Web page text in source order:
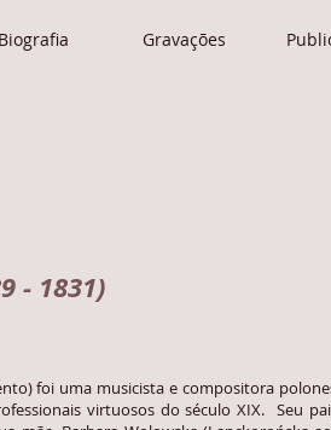
Biografia Gravações
- 1831)
foi uma musicista e compositora
virtuosos do século XIX. Seu